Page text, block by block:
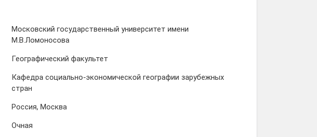
Московский государственный университет имени
М.В.Ломоносова
Географический факультет
Кафедра социально-экономической географии зарубежных
стран
Россия, Москва
Очная